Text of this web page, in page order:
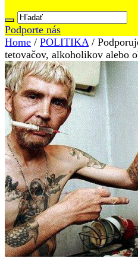
Podporte nás
Home / POLITIKA /
tetovačov, alkoholikov alebo